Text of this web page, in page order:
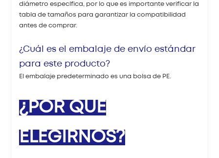
diámetro específica, por lo que es importante verificar la
tabla de tamaños para garantizar la compatibilidad
antes de comprar.
¿Cuál es el embalaje de envío estándar
para este producto?
El embalaje predeterminado es una bolsa de PE.
¿POR QUÉ
ELEGIRNOS?